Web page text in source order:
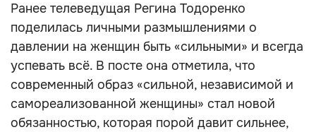
Ранее телеведущая Регина Тодоренко
поделилась личными размышлениями о
давлении на женщин быть «сильными» и всегда
успевать всё. В посте она отметила, что
современный образ «сильной, независимой и
самореализованной женщины» стал новой
обязанностью, которая порой давит сильнее,